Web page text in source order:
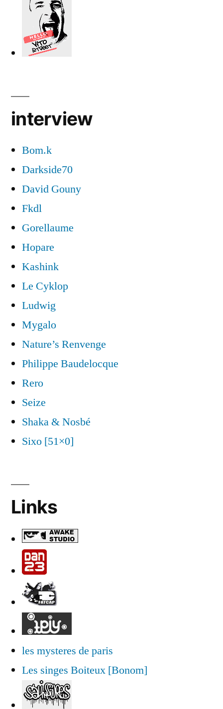
interview
Bom.k
Darkside70
David Gouny
Fkdl
Gorellaume
Hopare
Kashink
Le Cyklop
Ludwig
Mygalo
Nature’s Renvenge
Philippe Baudelocque
Rero
Seize
Shaka & Nosbé
Sixo [51×0]
Links
les mysteres de paris
Les singes Boiteux [Bonom]